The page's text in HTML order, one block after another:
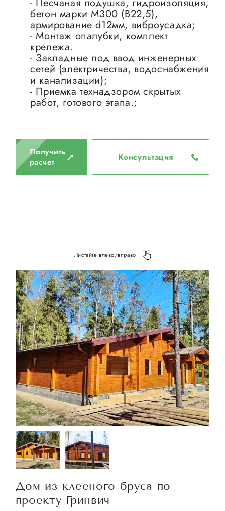
бетон марки М300 (B22,5),
армирование d12мм, виброусадка;
- Монтаж опалубки, комплект
крепежа.
- Закладные под ввод инженерных
сетей (электричества, водоснабжения
и канализации);
- Приемка технадзором скрытых
работ, готового этапа.;
Получить
расчет
Консультация
Листайте влево/вправо
Дом из клееного бруса по
проекту Гринвич